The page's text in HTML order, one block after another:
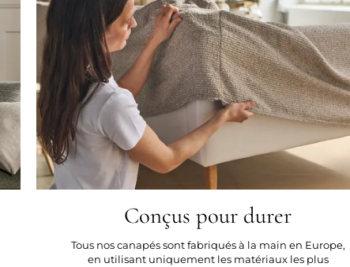
Conçus pour durer
Tous nos canapés sont fabriqués à la main en Europe,
en utilisant uniquement les matériaux les plus